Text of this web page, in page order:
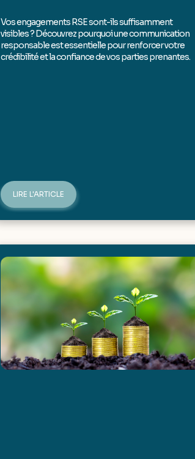
Vos engagements RSE sont-ils suffisamment
visibles ? Découvrez pourquoi une communication
responsable est essentielle pour renforcer votre
crédibilité et la confiance de vos parties prenantes.
LIRE L'ARTICLE